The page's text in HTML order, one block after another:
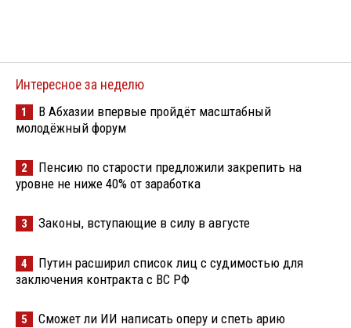
Интересное за неделю
1
В Абхазии впервые пройдёт масштабный
молодёжный форум
2
Пенсию по старости предложили закрепить на
уровне не ниже 40% от заработка
3 Законы, вступающие в силу в августе
4
Путин расширил список лиц с судимостью для
заключения контракта с ВС РФ
5 Сможет ли ИИ написать оперу и спеть арию